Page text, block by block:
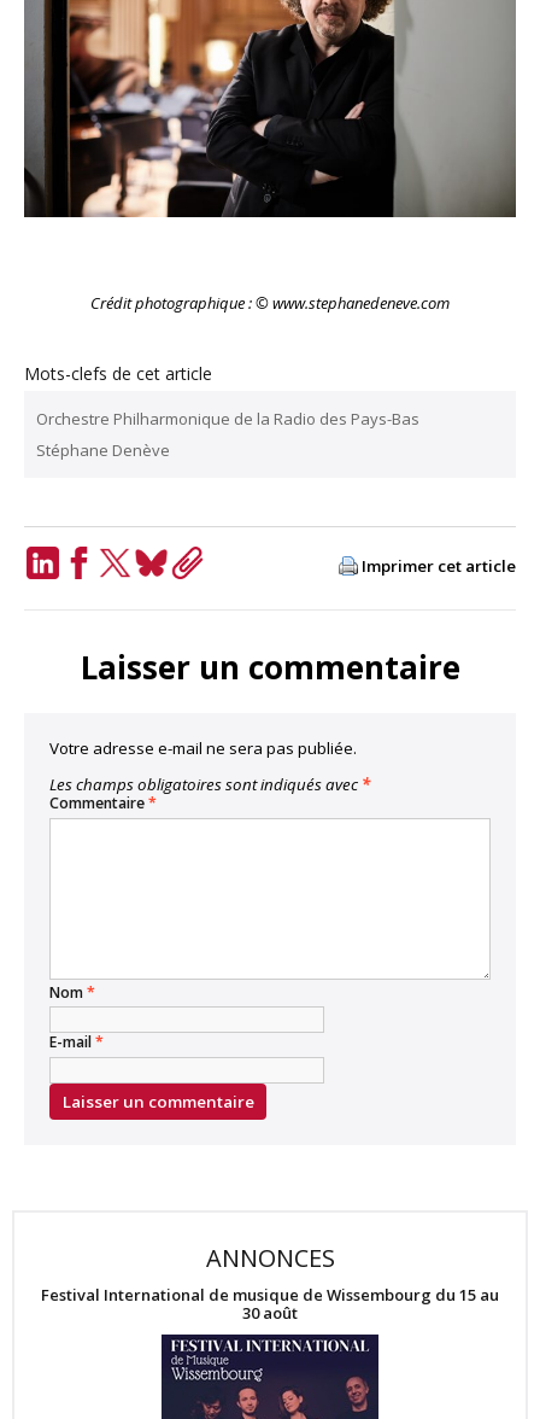
Crédit photographique : © www.stephanedeneve.com
Mots-clefs de cet article
Orchestre Philharmonique de la Radio des Pays-Bas
Stéphane Denève
Imprimer cet article
Laisser un commentaire
Votre adresse e-mail ne sera pas publiée.
Les champs obligatoires sont indiqués avec *
Commentaire*
Nom*
E-mail*
ANNONCES
Festival International de musique de Wissembourg du 15 au
30 août